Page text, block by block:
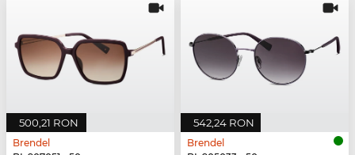
500,21 RON
Brendel
542,24 RON
Brendel